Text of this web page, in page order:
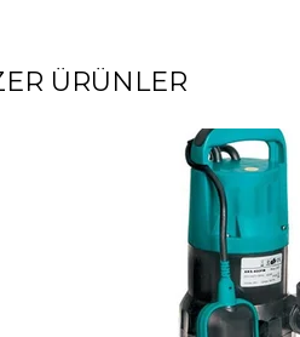
ÜRÜNLER